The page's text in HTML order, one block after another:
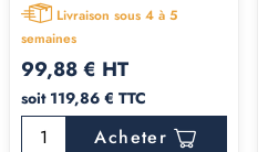
Livraison sous 4 à 5
semaines
99,88 € HT
soit 119,86 € TTC
Acheter